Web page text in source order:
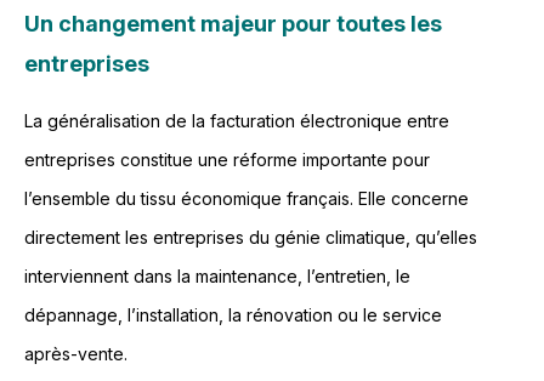
Un changement majeur pour toutes les
entreprises
La généralisation de la facturation électronique entre
entreprises constitue une réforme importante pour
l’ensemble du tissu économique français. Elle concerne
directement les entreprises du génie climatique, qu’elles
interviennent dans la maintenance, l’entretien, le
dépannage, l’installation, la rénovation ou le service
après-vente.